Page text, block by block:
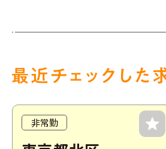
非常勤